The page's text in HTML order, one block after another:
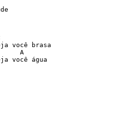
você brasa
A
você água